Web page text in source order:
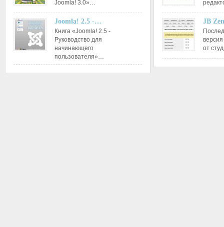
Joomla! 3.0»…
Joomla! 2.5 -…
Книга «Joomla! 2.5 -
Руководство для
начинающего
пользователя»…
JB
от